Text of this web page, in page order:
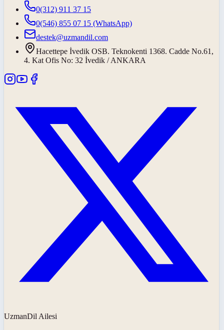
0(312) 911 37 15
0(546) 855 07 15 (WhatsApp)
destek@uzmandil.com
Hacettepe İvedik OSB. Teknokenti 1368. Cadde No.61,
4. Kat Ofis No: 32 İvedik / ANKARA
UzmanDil Ailesi